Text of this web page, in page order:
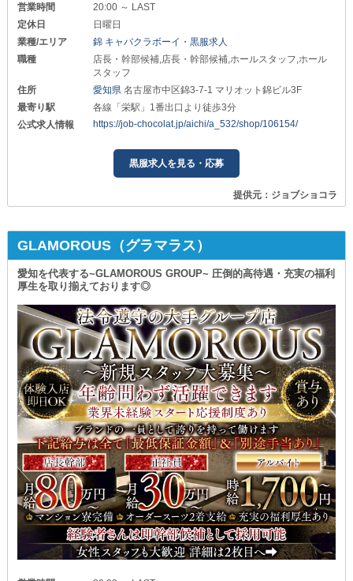
営業時間
20:00 ～ LAST
定休日
日曜日
業種/エリア
錦 キャバクラボーイ・黒服求人
職種
店長・幹部候補,店長・幹部候補,ホールスタッフ,ホール
スタッフ
住所
愛知県名古屋市中区錦3-7-1 マリオット錦ビル3F
最寄り駅
各線「栄駅」1番出口より徒歩3分
公式求人情報
https://job-chocolat.jp/aichi/a_532/shop/106154/
黒服求人を見る・応募
提供元：ジョブショコラ
GLAMOROUS（グラマラス）
愛知を代表する~GLAMOROUS GROUP~ 圧倒的高待遇・充実の福利
厚生を取り揃えております◎